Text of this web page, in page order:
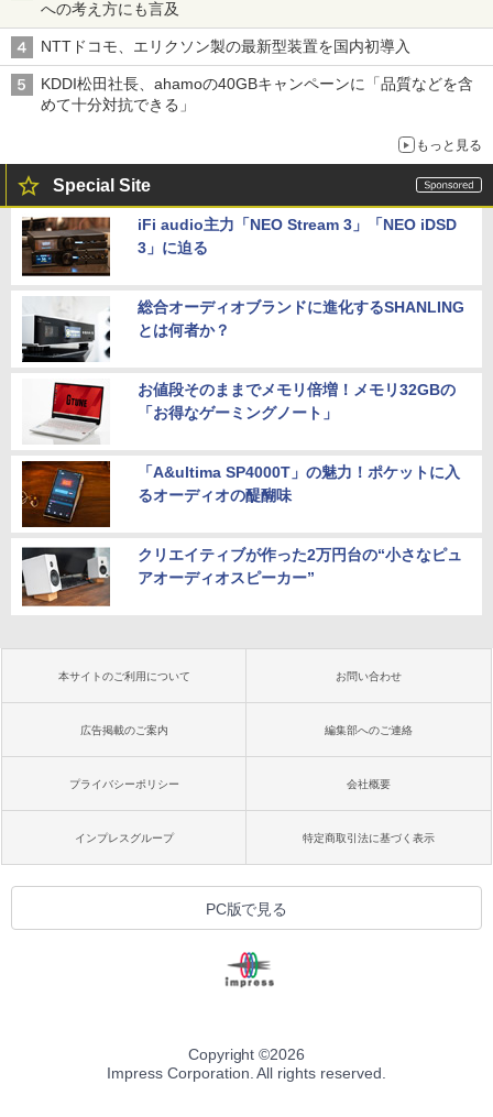
への考え方にも言及
NTTドコモ、エリクソン製の最新型装置を国内初導入
KDDI松田社長、ahamoの40GBキャンペーンに「品質などを含
めて十分対抗できる」
もっと見る
Special Site
iFi audio主力「NEO Stream 3」「NEO iDSD
3」に迫る
総合オーディオブランドに進化するSHANLING
とは何者か？
お値段そのままでメモリ倍増！メモリ32GBの
「お得なゲーミングノート」
「A&ultima SP4000T」の魅力！ポケットに入
るオーディオの醍醐味
クリエイティブが作った2万円台の“小さなピュ
アオーディオスピーカー”
本サイトのご利用について お問い合わせ
広告掲載のご案内 編集部へのご連絡
プライバシーポリシー 会社概要
インプレスグループ 特定商取引法に基づく表示
PC版で見る
Copyright ©2026
Impress Corporation. All rights reserved.